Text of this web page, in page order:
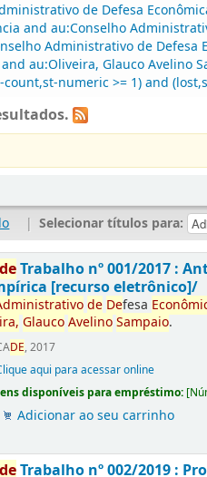
de Defesa
and au:Conselho
Administrativo de
au:Oliveira, Glauco
numeric >= 1) and
| Selecionar títulos para:
deTrabalho nº 001/2017 :
[recurso eletrônico]/
de Defesa
GlaucoAvelinoSampaio.
DE, 2017
aqui para acessar online
disponíveis para empréstimo: [
Adicionar ao seu carrinho
deTrabalho nº 002/2019 :